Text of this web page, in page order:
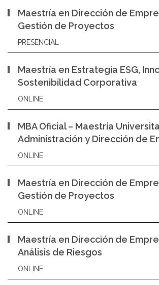
Maestría en Dirección de
Gestión de Proyectos
PRESENCIAL
Maestría en Estrategia ESG,
Sostenibilidad Corporativa
ONLINE
MBA Oficial – Maestría
Administración y Dirección de
ONLINE
Maestría en Dirección de
Gestión de Proyectos
ONLINE
Maestría en Dirección de
Análisis de Riesgos
ONLINE